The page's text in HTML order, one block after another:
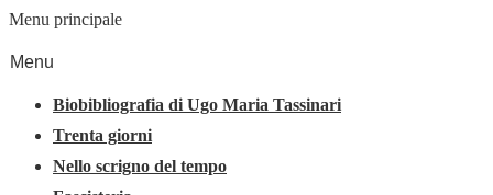
Menu principale
Menu
Biobibliografia di Ugo Maria Tassinari
Trenta giorni
Nello scrigno del tempo